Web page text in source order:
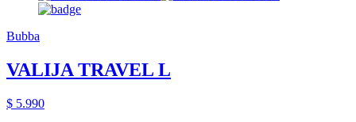
Bubba
VALIJA TRAVEL L
$ 5.990